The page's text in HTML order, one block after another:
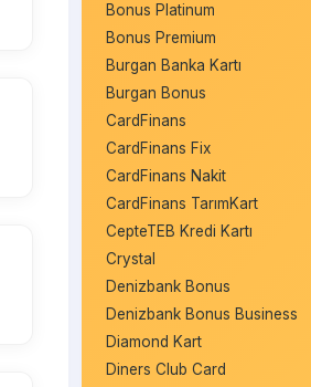
Bonus Platinum
Bonus Premium
Burgan Banka Kartı
Burgan Bonus
CardFinans
CardFinans Fix
CardFinans Nakit
CardFinans TarımKart
CepteTEB Kredi Kartı
Crystal
Denizbank Bonus
Denizbank Bonus Business
Diamond Kart
Diners Club Card